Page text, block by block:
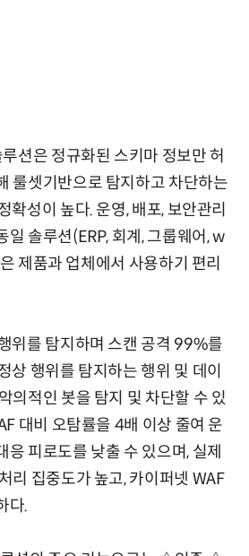
션은 정규화된 스키마 정보만 허
룰셋기반으로 탐지하고 차단하는
확성이 높다. 운영, 배포, 보안관리
일 솔루션(ERP, 회계, 그룹웨어, w
제품과 업체에서 사용하기 편리
위를 탐지하며 스캔 공격 99%를
상 행위를 탐지하는 행위 및 데이
의적인 봇을 탐지 및 차단할 수 있
대비 오탐률을 4배 이상 줄여 운
응 피로도를 낮출 수 있으며, 실제
리 집중도가 높고, 카이퍼넷 WAF
다.